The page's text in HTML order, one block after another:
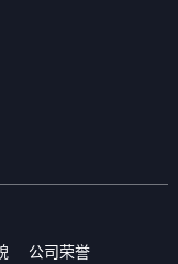
公司荣誉